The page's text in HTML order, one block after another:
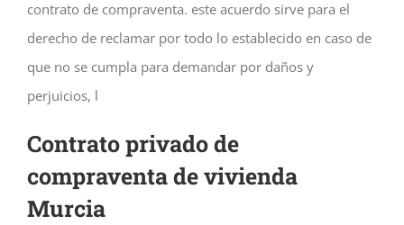
contrato de compraventa. este acuerdo sirve para el
derecho de reclamar por todo lo establecido en caso de
que no se cumpla para demandar por daños y
perjuicios, l
Contrato privado de
compraventa de vivienda
Murcia